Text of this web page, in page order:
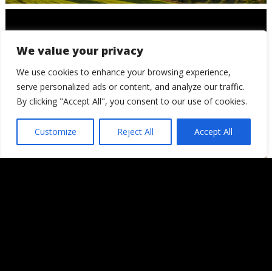
We value your privacy
We use cookies to enhance your browsing experience,
serve personalized ads or content, and analyze our traffic.
By clicking "Accept All", you consent to our use of cookies.
Customize Reject All Accept All